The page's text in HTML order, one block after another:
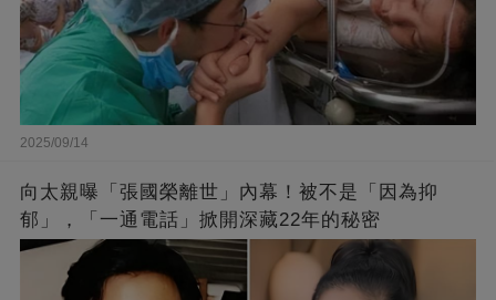
2025/09/14
向太親曝「張國榮離世」內幕！被不是「因為抑
郁」，「一通電話」掀開深藏22年的秘密